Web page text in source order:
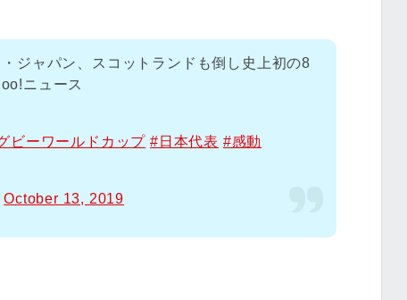
ジャパン、スコットランドも倒し史上初の8
ニュース
ビーワールドカップ #日本代表 #感動
October 13, 2019